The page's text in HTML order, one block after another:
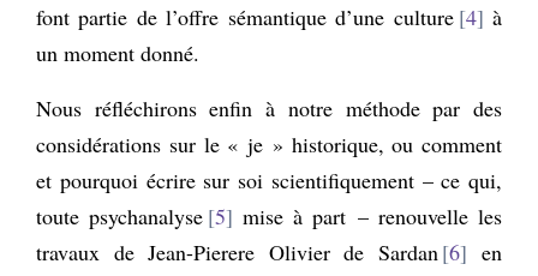
font partie de l’offre sémantique d’une culture 4 à
un moment donné.
Nous réfléchirons enfin à notre méthode par des
considérations sur le « je » historique, ou comment
et pourquoi écrire sur soi scientifiquement – ce qui,
toute psychanalyse 5
mise à part – renouvelle les
travaux de Jean-Pierere Olivier de Sardan 6
en